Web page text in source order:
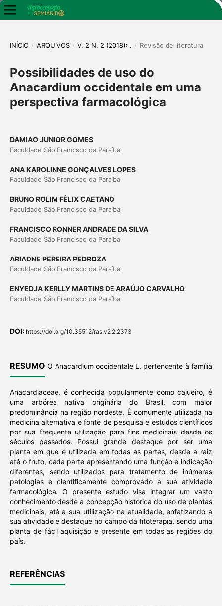
INÍCIO / ARQUIVOS / V. 2 N. 2 (2018): . / Revisão de literatura
Possibilidades de uso do
Anacardium occidentale em uma
perspectiva farmacológica
DAMIAO JUNIOR GOMES
Faculdade São Francisco da Paraíba
ANA KAROLINNE GONÇALVES LOPES
Faculdade São Francisco da Paraíba
BRUNO ROLIM FÉLIX CAETANO
Faculdade São Francisco da Paraíba
FRANCISCO RONNER ANDRADE DA SILVA
Faculdade São Francisco da Paraíba
ARIADNE PEREIRA PEDROZA
Faculdade São Francisco da Paraíba
ENYEDJA KERLLY MARTINS DE ARAÚJO CARVALHO
Faculdade São Francisco da Paraíba
DOI: https://doi.org/10.35512/ras.v2i2.2373
RESUMO O Anacardium occidentale L. pertencente à família
Anacardiaceae, é conhecida popularmente como cajueiro, é
uma arbórea nativa originária do Brasil, com maior
predominância na região nordeste. É comumente utilizada na
medicina alternativa e fonte de pesquisa e estudos científicos
por sua frequente utilização para fins medicinais desde os
séculos passados. Possui grande destaque por ser uma
planta em que é utilizada em todas as partes, desde a raiz
até o fruto, cada parte apresentando uma função e indicação
diferentes, sendo utilizados para tratamento de inúmeras
patologias e cientificamente comprovado a sua atividade
farmacológica. O presente estudo visa integrar um vasto
conhecimento desde a concepção histórica do uso de plantas
medicinais, até a sua utilização na atualidade, enfatizando a
sua atividade e destaque no campo da fitoterapia, sendo uma
planta de fácil aquisição e presente em todas as regiões do
país.
REFERÊNCIAS